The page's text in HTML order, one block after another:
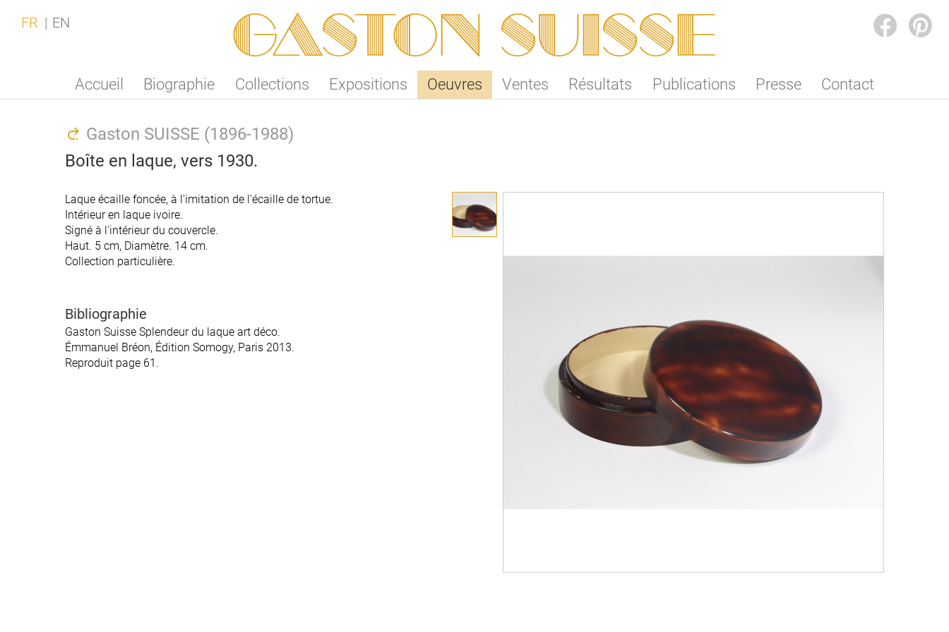
Gaston SUISSE
Accueil Biographie Collections Expositions Oeuvres Ventes Résultats Publications Presse Contact
FR EN
Gaston SUISSE (1896-1988)
Boîte en laque, vers 1930.
Laque écaille foncée, à l'imitation de l'écaille de tortue.
Intérieur en laque ivoire.
Signé à l'intérieur du couvercle.
Haut. 5 cm, Diamètre. 14 cm.
Collection particulière.
Bibliographie
Gaston Suisse Splendeur du laque art déco.
Émmanuel Bréon, Édition Somogy, Paris 2013.
Reproduit page 61.